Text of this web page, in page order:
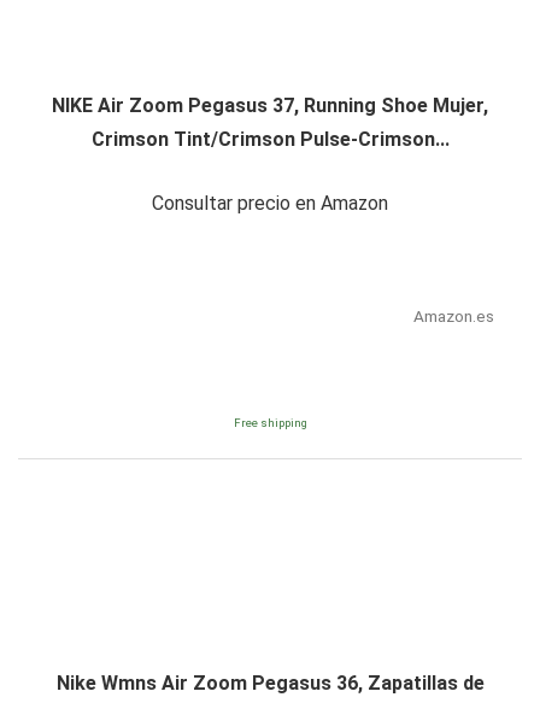
NIKE Air Zoom Pegasus 37, Running Shoe Mujer,
Crimson Tint/Crimson Pulse-Crimson...
Consultar precio en Amazon
Amazon.es
Free shipping
Nike Wmns Air Zoom Pegasus 36, Zapatillas de